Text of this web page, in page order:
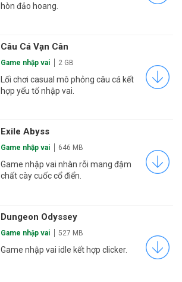
hòn đảo hoang.
Câu Cá Vạn Cân
Game nhập vai 2 GB
Lối chơi casual mô phỏng câu cá kết
hợp yếu tố nhập vai.
Exile Abyss
Game nhập vai 646 MB
Game nhập vai nhàn rỗi mang đậm
chất cày cuốc cổ điển.
Dungeon Odyssey
Game nhập vai 527 MB
Game nhập vai idle kết hợp clicker.